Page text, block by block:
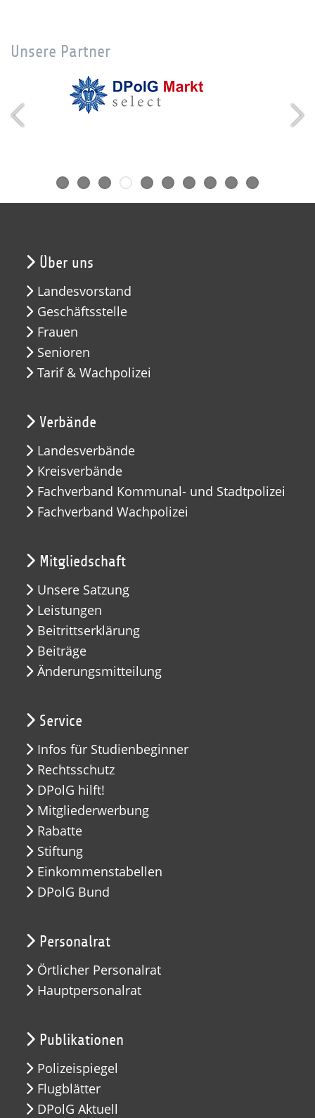
Unsere Partner
Über uns
Landesvorstand
Geschäftsstelle
Frauen
Senioren
Tarif & Wachpolizei
Verbände
Landesverbände
Kreisverbände
Fachverband Kommunal- und Stadtpolizei
Fachverband Wachpolizei
Mitgliedschaft
Unsere Satzung
Leistungen
Beitrittserklärung
Beiträge
Änderungsmitteilung
Service
Infos für Studienbeginner
Rechtsschutz
DPolG hilft!
Mitgliederwerbung
Rabatte
Stiftung
Einkommenstabellen
DPolG Bund
Personalrat
Örtlicher Personalrat
Hauptpersonalrat
Publikationen
Polizeispiegel
Flugblätter
DPolG Aktuell